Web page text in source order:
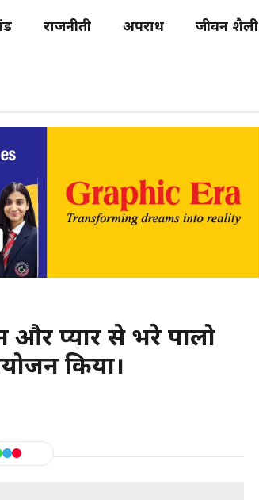
राजनीती अपराध जीवन शैली
प्यार से भरे पालो
किया।